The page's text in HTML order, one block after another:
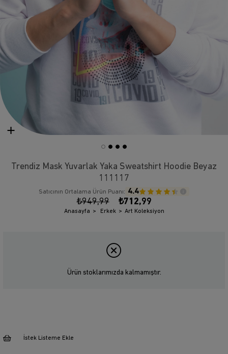
Trendiz Mask Yuvarlak Yaka Sweatshirt Hoodie Beyaz
111117
Satıcının Ortalama Ürün Puanı: 4.4
₺949,99 ₺712,99
Anasayfa Erkek Art Koleksiyon
Ürün stoklarımızda kalmamıştır.
İstek Listeme Ekle